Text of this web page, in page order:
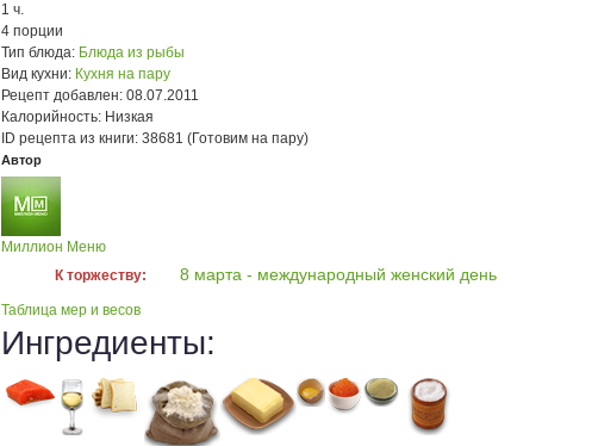
1 ч.
4 порции
Тип блюда: Блюда из рыбы
Вид кухни: Кухня на пару
Рецепт добавлен: 08.07.2011
Калорийность: Низкая
ID рецепта из книги: 38681 (Готовим на пару)
Автор
Миллион Меню
К торжеству:
8 марта - международный женский день
Таблица мер и весов
Ингредиенты: